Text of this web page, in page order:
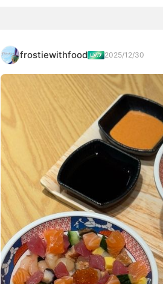
frostiewithfood 2025/12/30